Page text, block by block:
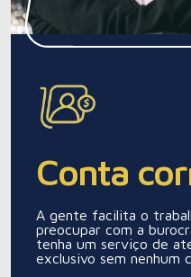
Conta
A gente facilita o
preocupar com a
tenha um serviço de
exclusivo sem nenhum